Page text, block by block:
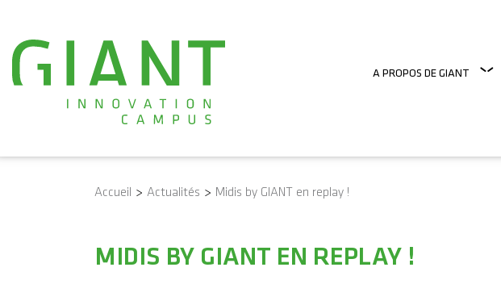
A PROPOS DE GIANT
Accueil > Actualités > Midis by GIANT en replay !
MIDIS BY GIANT EN REPLAY !